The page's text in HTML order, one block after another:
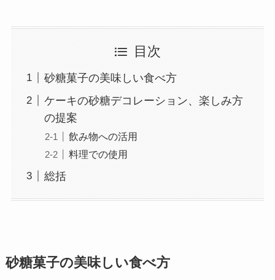
目次
砂糖菓子の美味しい食べ方
ケーキの砂糖デコレーション、楽しみ方
の提案
飲み物への活用
料理での使用
総括
砂糖菓子の美味しい食べ方